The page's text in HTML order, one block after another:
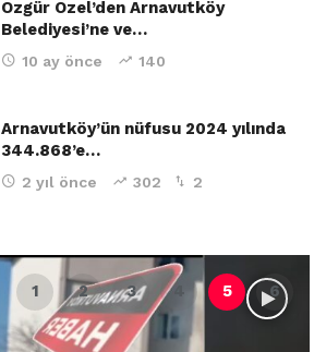
Özgür Özel’den Arnavutköy
Belediyesi’ne ve…
10 ay önce 140
Arnavutköy’ün nüfusu 2024 yılında
344.868’e…
2 yıl önce 302 2